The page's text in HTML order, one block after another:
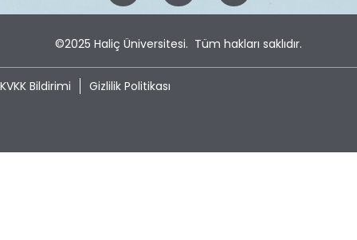
©2025 Haliç Üniversitesi. Tüm hakları saklıdır.
KVKK Bildirimi Gizlilik Politikası